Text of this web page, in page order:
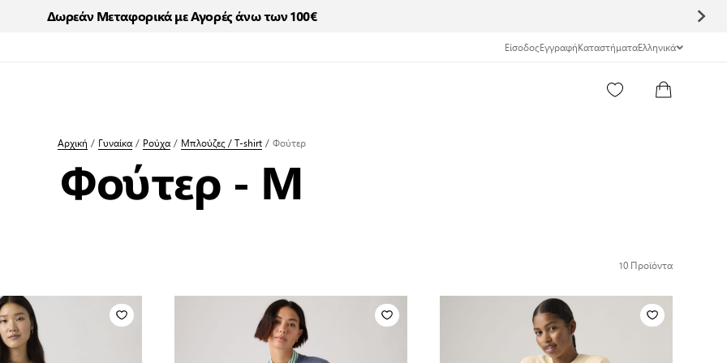
Δωρεάν Μεταφορικά με Αγορές άνω των 100€
ΕίσοδοςΕγγραφήΚαταστήματαΕλληνικά
Αρχική / Γυναίκα/ Ρούχα/ Μπλούζες / T-shirt/Φούτερ
Φούτερ - M
10Προϊόντα